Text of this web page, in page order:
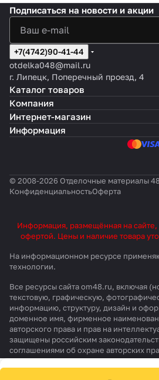
Подписаться на новости и акции
+7(4742)90-41-44
otdelka048@mail.ru
г. Липецк, Поперечный проезд, 4
Каталог товаров
Компания
Интернет-магазин
Информация
© 2008-2026 Отделочные материалы
КонфиденциальностьОферта
Информация, размещённая на сайте,
офертой. Цены и наличие товара
На информационном ресурсе
технологии.
Все ресурсы сайта om48.ru, включая
текстовую, графическую,
информацию, структуру, дизайн и
доменное имя, фирменное
авторского права и прав на
защищены российским
соглашениями об охране авторских